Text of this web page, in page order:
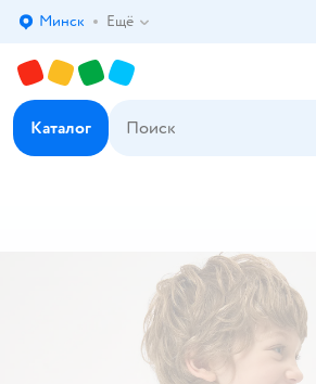
Выбор адреса доставки.
Минск Ещё
Каталог